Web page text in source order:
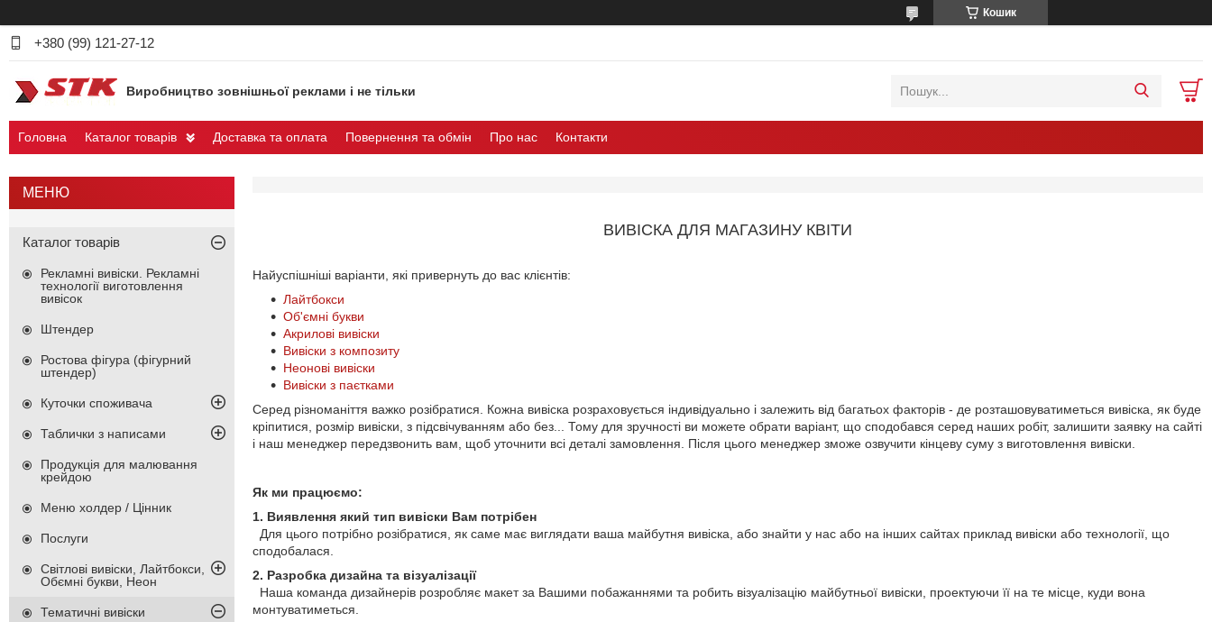
Кошик
+380 (99) 121-27-12
Виробництво зовнішньої реклами і не тільки
Головна Каталог товарів Доставка та оплата Повернення та обмін Про нас Контакти
ВИВІСКА ДЛЯ МАГАЗИНУ КВІТИ
Найуспішніші варіанти, які привернуть до вас клієнтів:
Лайтбокси
Об'ємні букви
Акрилові вивіски
Вивіски з композиту
Неонові вивіски
Вивіски з паєтками
Серед різноманіття важко розібратися. Кожна вивіска розраховується індивідуально і залежить від багатьох факторів - де розташовуватиметься вивіска, як буде
кріпитися, розмір вивіски, з підсвічуванням або без... Тому для зручності ви можете обрати варіант, що сподобався серед наших робіт, залишити заявку на сайті
і наш менеджер передзвонить вам, щоб уточнити всі деталі замовлення. Після цього менеджер зможе озвучити кінцеву суму з виготовлення вивіски.
Як ми працюємо:
1. Виявлення який тип вивіски Вам потрібен
Для цього потрібно розібратися, як саме має виглядати ваша майбутня вивіска, або знайти у нас або на інших сайтах приклад вивіски або технології, що
сподобалася.
2. Разробка дизайна та візуалізації
Наша команда дизайнерів розробляє макет за Вашими побажаннями та робить візуалізацію майбутньої вивіски, проектуючи її на те місце, куди вона
монтуватиметься.
Каталог товарів
Рекламні вивіски. Рекламні
технології виготовлення
вивісок
Штендер
Ростова фігура (фігурний
штендер)
Куточки споживача
Таблички з написами
Продукція для малювання
крейдою
Меню холдер / Цінник
Послуги
Світлові вивіски, Лайтбокси,
Обємні букви, Неон
Тематичні вивіски